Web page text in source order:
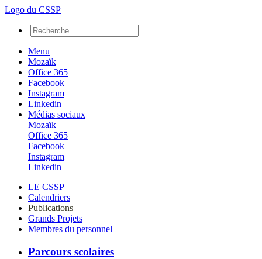
Logo du CSSP
Menu
Mozaïk
Office 365
Facebook
Instagram
Linkedin
Médias sociaux
Mozaïk
Office 365
Facebook
Instagram
Linkedin
LE CSSP
Calendriers
Publications
Grands Projets
Membres du personnel
Parcours scolaires